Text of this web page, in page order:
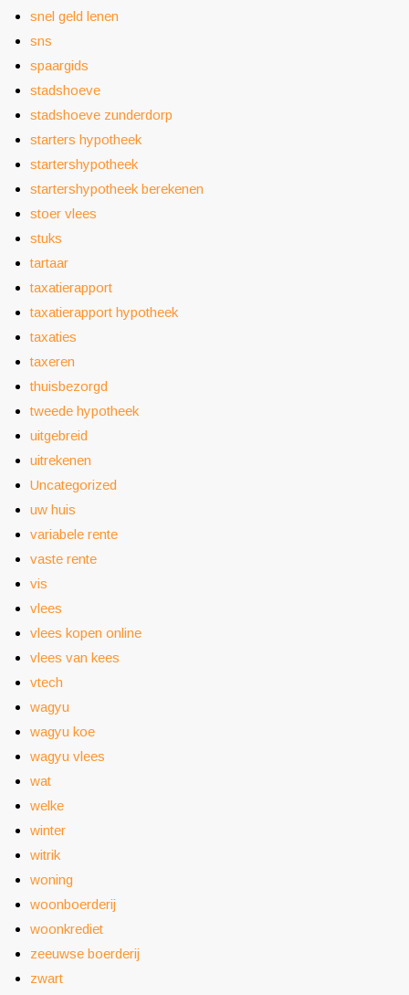
snel geld lenen
sns
spaargids
stadshoeve
stadshoeve zunderdorp
starters hypotheek
startershypotheek
startershypotheek berekenen
stoer vlees
stuks
tartaar
taxatierapport
taxatierapport hypotheek
taxaties
taxeren
thuisbezorgd
tweede hypotheek
uitgebreid
uitrekenen
Uncategorized
uw huis
variabele rente
vaste rente
vis
vlees
vlees kopen online
vlees van kees
vtech
wagyu
wagyu koe
wagyu vlees
wat
welke
winter
witrik
woning
woonboerderij
woonkrediet
zeeuwse boerderij
zwart